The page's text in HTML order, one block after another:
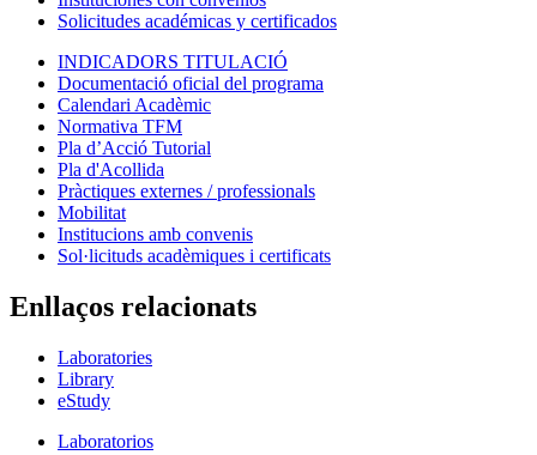
Solicitudes académicas y certificados
INDICADORS TITULACIÓ
Documentació oficial del programa
Calendari Acadèmic
Normativa TFM
Pla d’Acció Tutorial
Pla d'Acollida
Pràctiques externes / professionals
Mobilitat
Institucions amb convenis
Sol·licituds acadèmiques i certificats
Enllaços relacionats
Laboratories
Library
eStudy
Laboratorios